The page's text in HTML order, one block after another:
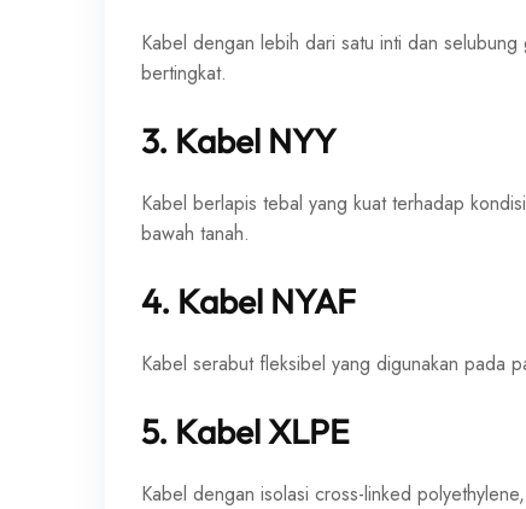
Kabel dengan lebih dari satu inti dan
bertingkat.
3. Kabel NYY
Kabel berlapis tebal yang kuat terhadap
bawah tanah.
4. Kabel NYAF
Kabel serabut fleksibel yang digunakan pada
5. Kabel XLPE
Kabel dengan isolasi cross-linked